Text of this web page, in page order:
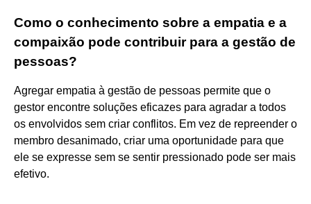
Como o conhecimento sobre a empatia e a
compaixão pode contribuir para a gestão de
pessoas?
Agregar empatia à gestão de pessoas permite que o
gestor encontre soluções eficazes para agradar a todos
os envolvidos sem criar conflitos. Em vez de repreender o
membro desanimado, criar uma oportunidade para que
ele se expresse sem se sentir pressionado pode ser mais
efetivo.